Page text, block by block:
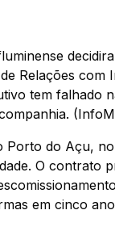
Relações com
tem falhado
do Açu,
O contrato
em cinco